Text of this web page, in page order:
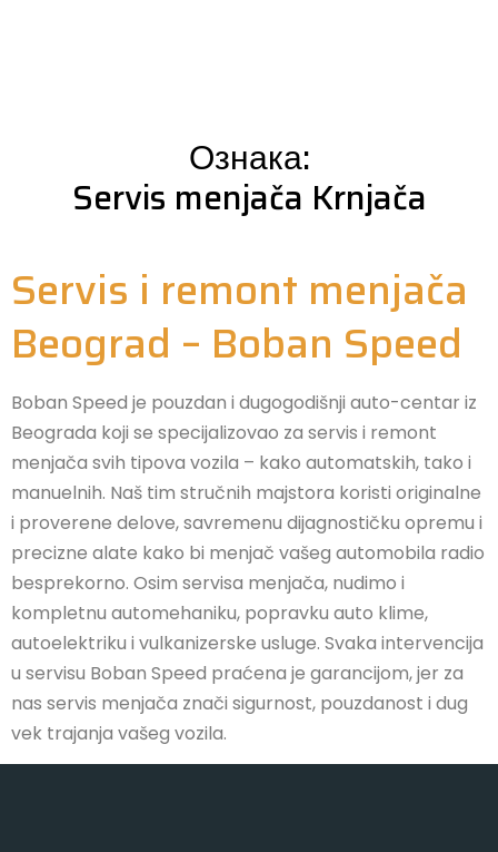
Ознака:
Servis menjača Krnjača
Servis i remont menjača
Beograd – Boban Speed
Boban Speed je pouzdan i dugogodišnji auto-centar iz
Beograda koji se specijalizovao za servis i remont
menjača svih tipova vozila – kako automatskih, tako i
manuelnih. Naš tim stručnih majstora koristi originalne
i proverene delove, savremenu dijagnostičku opremu i
precizne alate kako bi menjač vašeg automobila radio
besprekorno. Osim servisa menjača, nudimo i
kompletnu automehaniku, popravku auto klime,
autoelektriku i vulkanizerske usluge. Svaka intervencija
u servisu Boban Speed praćena je garancijom, jer za
nas servis menjača znači sigurnost, pouzdanost i dug
vek trajanja vašeg vozila.